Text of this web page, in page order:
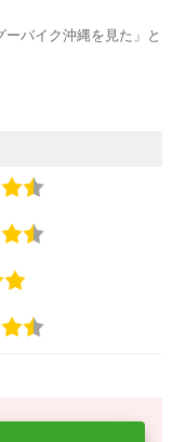
バイク沖縄を見た」と